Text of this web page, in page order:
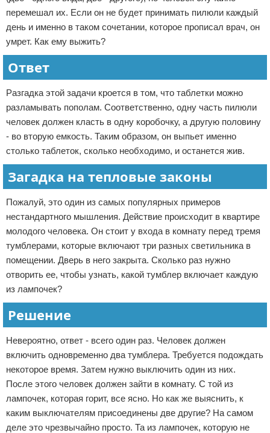
перемешал их. Если он не будет принимать пилюли каждый
день и именно в таком сочетании, которое прописал врач, он
умрет. Как ему выжить?
Ответ
Разгадка этой задачи кроется в том, что таблетки можно
разламывать пополам. Соответственно, одну часть пилюли
человек должен класть в одну коробочку, а другую половину
- во вторую емкость. Таким образом, он выпьет именно
столько таблеток, сколько необходимо, и останется жив.
Загадка на тепловые законы
Пожалуй, это один из самых популярных примеров
нестандартного мышления. Действие происходит в квартире
молодого человека. Он стоит у входа в комнату перед тремя
тумблерами, которые включают три разных светильника в
помещении. Дверь в него закрыта. Сколько раз нужно
отворить ее, чтобы узнать, какой тумблер включает каждую
из лампочек?
Решение
Невероятно, ответ - всего один раз. Человек должен
включить одновременно два тумблера. Требуется подождать
некоторое время. Затем нужно выключить один из них.
После этого человек должен зайти в комнату. С той из
лампочек, которая горит, все ясно. Но как же выяснить, к
каким выключателям присоединены две другие? На самом
деле это чрезвычайно просто. Та из лампочек, которую не